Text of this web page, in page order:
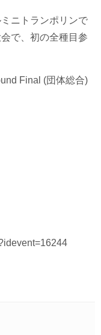
ニトランポリンで
で、初の全種目参
Final (団体総合)